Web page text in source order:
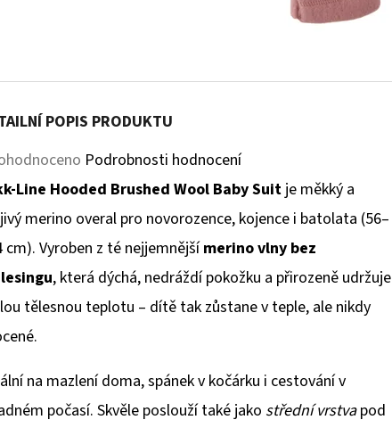
POPIS PRODUKTU
Podrobnosti hodnocení
Line Hooded Brushed Wool Baby Suit je měkký a
merino overal pro novorozence, kojence i batolata (56–
cm). Vyroben z té nejjemnějšímerino vlny bez
, která dýchá, nedráždí pokožku a přirozeně udržuje
tělesnou teplotu – dítě tak zůstane v teple, ale nikdy
na mazlení doma, spánek v kočárku i cestování v
počasí. Skvěle poslouží také jako střední vrstvapod